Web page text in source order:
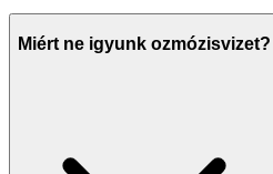
Miért ne igyunk ozmózisvizet?